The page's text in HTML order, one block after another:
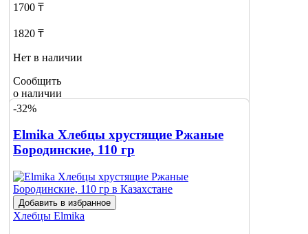
1700 ₸
1820 ₸
Нет в наличии
Сообщить
о наличии
-32%
Elmika Хлебцы хрустящие Ржаные
Бородинские, 110 гр
Добавить в избранное
Хлебцы Elmika